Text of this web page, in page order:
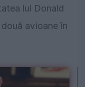
lui Donald
avioane în